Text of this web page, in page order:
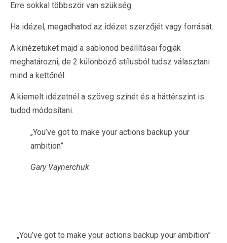
Erre sokkal többször van szükség.
Ha idézel, megadhatod az idézet szerzőjét vagy forrását.
A kinézetüket majd a sablonod beállításai fogják
meghatározni, de 2 különböző stílusból tudsz választani
mind a kettőnél.
A kiemelt idézetnél a szöveg színét és a háttérszínt is
tudod módosítani.
„You’ve got to make your actions backup your
ambition”
Gary Vaynerchuk
„You’ve got to make your actions backup your ambition”